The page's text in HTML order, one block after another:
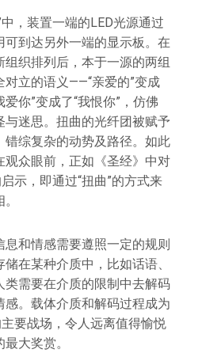
，装置一端的LED光源通过
可到达另外一端的显示板。在
组织排列后，本于一源的两组
对立的语义——“亲爱的”变成
爱你”变成了“我恨你”，仿佛
与迷思。扭曲的光纤团被赋予
错综复杂的动势及路径。如此
观众眼前，正如《圣经》中对
示，即通过“扭曲”的方式来
息和情感需要遵照一定的规则
在某种介质中，比如话语、
类需要在介质的限制中去解码
感。载体介质和解码过程成为
主要战场，令人远离值得愉悦
大奖赏。